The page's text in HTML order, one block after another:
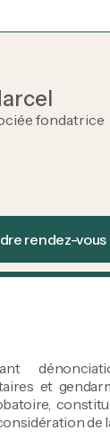
et
de
fondatrice
rendez-vous
rendez-vous